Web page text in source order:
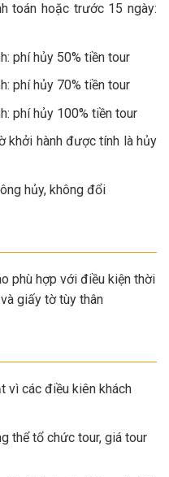
toán hoặc trước 15 ngày:
phí hủy 50% tiền tour
phí hủy 70% tiền tour
phí hủy 100% tiền tour
khởi hành được tính là hủy
hủy, không đổi
phù hợp với điều kiện thời
giấy tờ tùy thân
vì các điều kiên khách
thể tổ chức tour, giá tour